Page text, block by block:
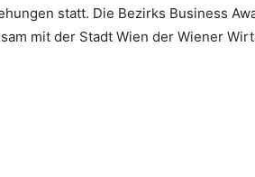
statt. Die Bezirks Business
mit der Stadt Wien der Wiener